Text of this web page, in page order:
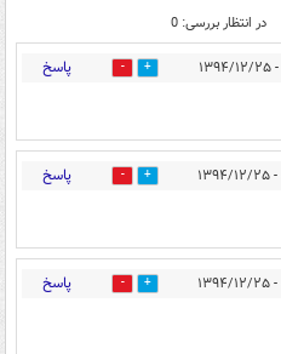
در انتظار بررسی: 0
0 پاسخ
0 پاسخ
0 پاسخ